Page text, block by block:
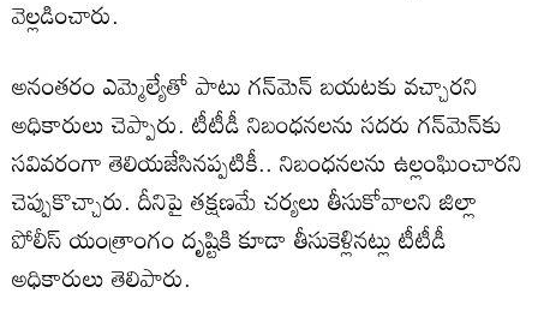
వెల్లడించారు.
అనంతరం ఎమ్మెల్యేతో పాటు గన్‌మెన్ బయటకు వచ్చారని
అధికారులు చెప్పారు. టీటీడీ నిబంధనలను సదరు గన్‌మెన్‌కు
సవివరంగా తెలియజేసినప్పటికీ.. నిబంధనలను ఉల్లంఘించారని
చెప్పుకొచ్చారు. దీనిపై తక్షణమే చర్యలు తీసుకోవాలని జిల్లా
పోలీస్ యంత్రాంగం దృష్టికి కూడా తీసుకెళ్లినట్లు టీటీడీ
అధికారులు తెలిపారు.